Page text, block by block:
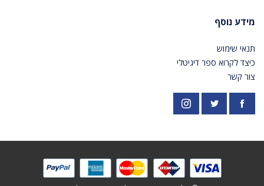
מידע נוסף
תנאי שימוש
כיצד לקרוא ספר דיגיטלי
צור קשר
פייסבוק https://twitter.com/PardesPublish
אינסטגרם